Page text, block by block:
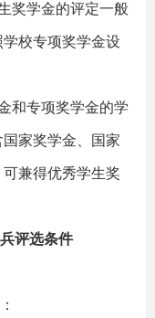
奖学金的评定一般
校专项奖学金设
和专项奖学金的学
家奖学金、国家
兼得优秀学生奖
评选条件